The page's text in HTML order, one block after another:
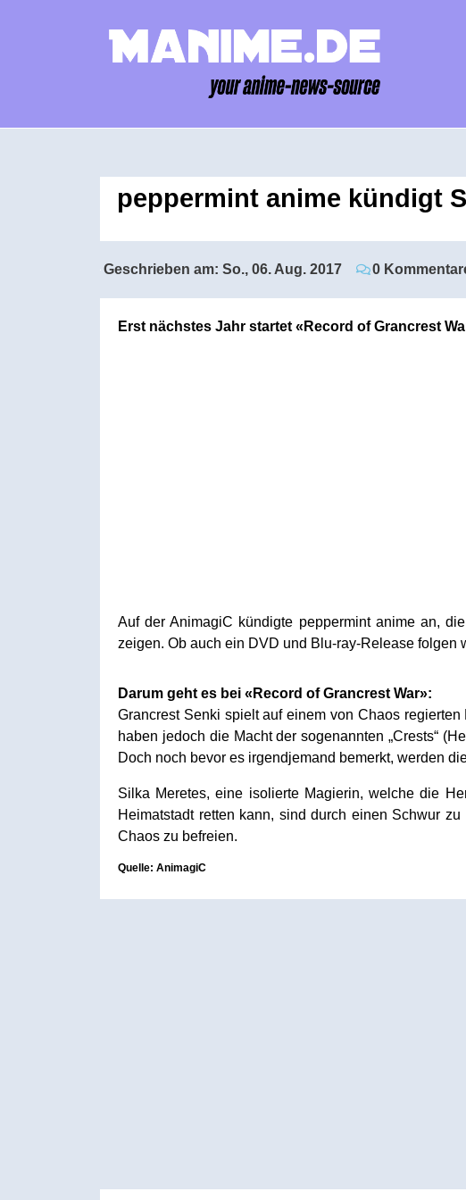
peppermint anime kündigt
Geschrieben am: So., 06. Aug. 2017 0
Erst nächstes Jahr startet «Record of Grancrest
Auf der AnimagiC kündigte peppermint anime an,
zeigen. Ob auch ein DVD und Blu-ray-Release folgen
Darum geht es bei «Record of Grancrest War»:
Grancrest Senki spielt auf einem von Chaos
haben jedoch die Macht der sogenannten „Crests“
Doch noch bevor es irgendjemand bemerkt, werden
Silka Meretes, eine isolierte Magierin, welche die
Heimatstadt retten kann, sind durch einen Schwur
Chaos zu befreien.
Quelle: AnimagiC